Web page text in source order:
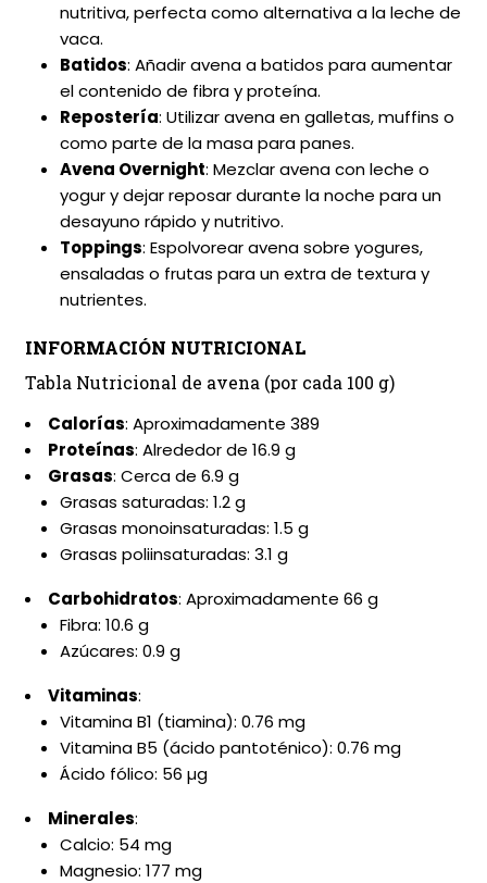
nutritiva, perfecta como alternativa a la leche de
vaca.
Batidos: Añadir avena a batidos para aumentar
el contenido de fibra y proteína.
Repostería: Utilizar avena en galletas, muffins o
como parte de la masa para panes.
Avena Overnight: Mezclar avena con leche o
yogur y dejar reposar durante la noche para un
desayuno rápido y nutritivo.
Toppings: Espolvorear avena sobre yogures,
ensaladas o frutas para un extra de textura y
nutrientes.
INFORMACIÓN NUTRICIONAL
Tabla Nutricional de avena (por cada 100 g)
Calorías: Aproximadamente 389
Proteínas: Alrededor de 16.9 g
Grasas: Cerca de 6.9 g
Grasas saturadas: 1.2 g
Grasas monoinsaturadas: 1.5 g
Grasas poliinsaturadas: 3.1 g
Carbohidratos: Aproximadamente 66 g
Fibra: 10.6 g
Azúcares: 0.9 g
Vitaminas:
Vitamina B1 (tiamina): 0.76 mg
Vitamina B5 (ácido pantoténico): 0.76 mg
Ácido fólico: 56 µg
Minerales:
Calcio: 54 mg
Magnesio: 177 mg